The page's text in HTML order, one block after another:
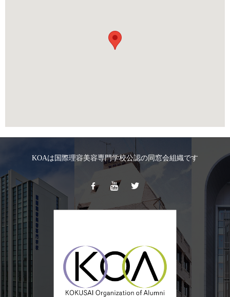
KOAは国際理容美容専門学校公認の同窓会組織です